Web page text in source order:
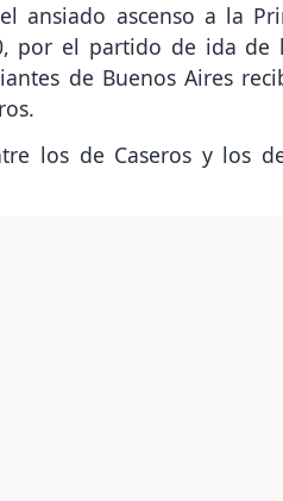
ansiado ascenso a la
por el partido de ida de
de Buenos Aires
los de Caseros y los